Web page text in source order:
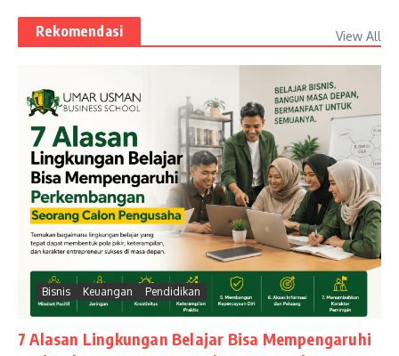
Rekomendasi View All
Bisnis Keuangan Pendidikan
7 Alasan Lingkungan Belajar Bisa Mempengaruhi